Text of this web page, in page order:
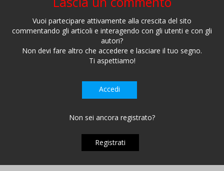
Vuoi partecipare attivamente alla crescita del sito
commentando gli articoli e interagendo con gli utenti e con gli
autori?
Non devi fare altro che accedere e lasciare il tuo segno.
Ti aspettiamo!
Accedi
Non sei ancora registrato?
Registrati